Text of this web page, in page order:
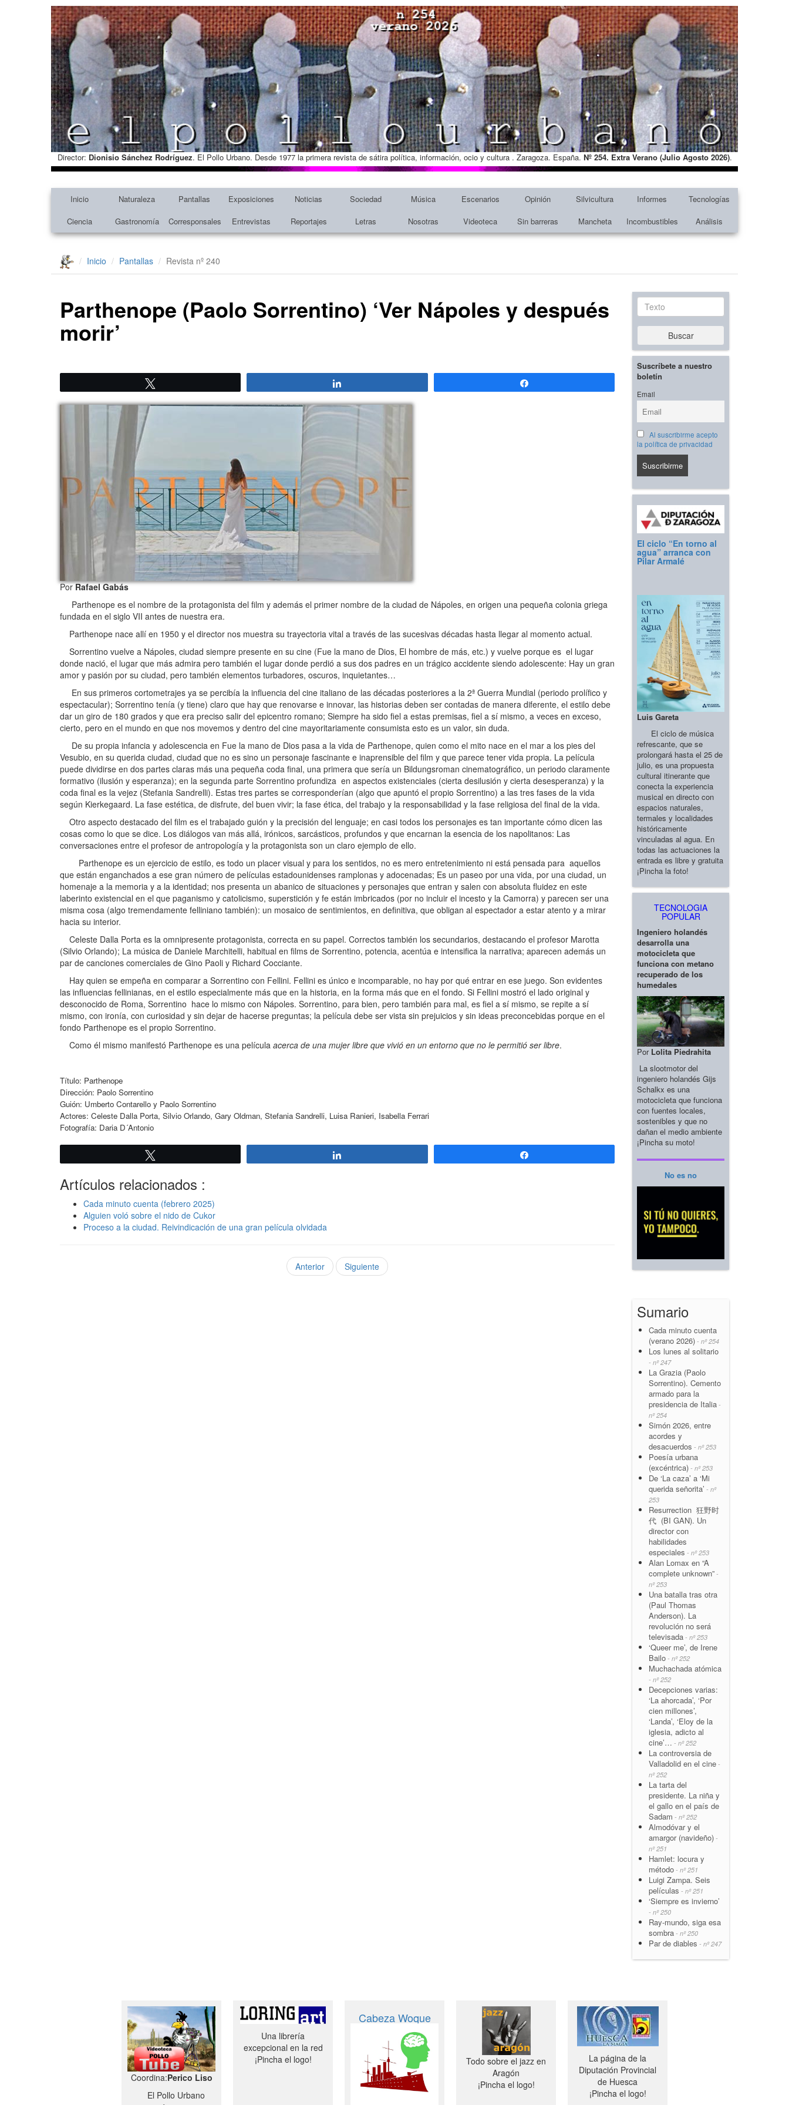
Director: Dionisio Sánchez Rodríguez. El Pollo Urbano. Desde 1977 la primera revista de sátira política, información, ocio y cultura . Zaragoza. España. Nº 254. Extra Verano (Julio Agosto 2026).
Inicio Naturaleza Pantallas Exposiciones Noticias Sociedad Música Escenarios Opinión Silvicultura Informes
Tecnologías
Ciencia
Gastronomía Corresponsales Entrevistas Reportajes Letras Nosotras Videoteca Sin barreras Mancheta Incombustibles Análisis
Inicio Pantallas Revista nº 240
Parthenope (Paolo Sorrentino) ‘Ver Nápoles y después
morir’
PorRafael Gabás
Parthenope es el nombre de la protagonista del film y además el primer nombre de la ciudad de Nápoles, en origen una pequeña colonia griega
fundada en el siglo VII antes de nuestra era.
Parthenope nace allí en 1950 y el director nos muestra su trayectoria vital a través de las sucesivas décadas hasta llegar al momento actual.
Sorrentino vuelve a Nápoles, ciudad siempre presente en su cine (Fue la mano de Dios, El hombre de más, etc.) y vuelve porque es el lugar
donde nació, el lugar que más admira pero también el lugar donde perdió a sus dos padres en un trágico accidente siendo adolescente: Hay un gran
amor y pasión por su ciudad, pero también elementos turbadores, oscuros, inquietantes…
En sus primeros cortometrajes ya se percibía la influencia del cine italiano de las décadas posteriores a la 2ª Guerra Mundial (periodo prolífico y
espectacular); Sorrentino tenía (y tiene) claro que hay que renovarse e innovar, las historias deben ser contadas de manera diferente, el estilo debe
dar un giro de 180 grados y que era preciso salir del epicentro romano; Siempre ha sido fiel a estas premisas, fiel a sí mismo, a veces en exceso,
cierto, pero en el mundo en que nos movemos y dentro del cine mayoritariamente consumista esto es un valor, sin duda.
De su propia infancia y adolescencia en Fue la mano de Dios pasa a la vida de Parthenope, quien como el mito nace en el mar a los pies del
Vesubio, en su querida ciudad, ciudad que no es sino un personaje fascinante e inaprensible del film y que parece tener vida propia. La película
puede dividirse en dos partes claras más una pequeña coda final, una primera que sería un Bildungsroman cinematográfico, un periodo claramente
formativo (ilusión y esperanza); en la segunda parte Sorrentino profundiza en aspectos existenciales (cierta desilusión y cierta desesperanza) y la
coda final es la vejez (Stefania Sandrelli). Estas tres partes se corresponderían (algo que apuntó el propio Sorrentino) a las tres fases de la vida
según Kierkegaard. La fase estética, de disfrute, del buen vivir; la fase ética, del trabajo y la responsabilidad y la fase religiosa del final de la vida.
Otro aspecto destacado del film es el trabajado guión y la precisión del lenguaje; en casi todos los personajes es tan importante cómo dicen las
cosas como lo que se dice. Los diálogos van más allá, irónicos, sarcásticos, profundos y que encarnan la esencia de los napolitanos: Las
conversaciones entre el profesor de antropología y la protagonista son un claro ejemplo de ello.
Parthenope es un ejercicio de estilo, es todo un placer visual y para los sentidos, no es mero entretenimiento ni está pensada para aquellos
que están enganchados a ese gran número de películas estadounidenses ramplonas y adocenadas; Es un paseo por una vida, por una ciudad, un
homenaje a la memoria y a la identidad; nos presenta un abanico de situaciones y personajes que entran y salen con absoluta fluidez en este
laberinto existencial en el que paganismo y catolicismo, superstición y fe están imbricados (por no incluir el incesto y la Camorra) y parecen ser una
misma cosa (algo tremendamente felliniano también): un mosaico de sentimientos, en definitiva, que obligan al espectador a estar atento y a mirar
hacia su interior.
Celeste Dalla Porta es la omnipresente protagonista, correcta en su papel. Correctos también los secundarios, destacando el profesor Marotta
(Silvio Orlando); La música de Daniele Marchitelli, habitual en films de Sorrentino, potencia, acentúa e intensifica la narrativa; aparecen además un
par de canciones comerciales de Gino Paoli y Richard Cocciante.
Hay quien se empeña en comparar a Sorrentino con Fellini. Fellini es único e incomparable, no hay por qué entrar en ese juego. Son evidentes
las influencias fellinianas, en el estilo especialmente más que en la historia, en la forma más que en el fondo. Si Fellini mostró el lado original y
desconocido de Roma, Sorrentino hace lo mismo con Nápoles. Sorrentino, para bien, pero también para mal, es fiel a sí mismo, se repite a sí
mismo, con ironía, con curiosidad y sin dejar de hacerse preguntas; la película debe ser vista sin prejuicios y sin ideas preconcebidas porque en el
fondo Parthenope es el propio Sorrentino.
Como él mismo manifestó Parthenope es una película acerca de una mujer libre que vivió en un entorno que no le permitió ser libre.
Título: Parthenope
Dirección: Paolo Sorrentino
Guión: Umberto Contarello y Paolo Sorrentino
Actores: Celeste Dalla Porta, Silvio Orlando, Gary Oldman, Stefania Sandrelli, Luisa Ranieri, Isabella Ferrari
Fotografía: Daria D´Antonio
Artículos relacionados :
Cada minuto cuenta (febrero 2025)
Alguien voló sobre el nido de Cukor
Proceso a la ciudad. Reivindicación de una gran película olvidada
Anterior Siguiente
Texto
Buscar
Suscríbete a nuestro
boletín
Email
Al suscribirme acepto
la política de privacidad
El ciclo “En torno al
agua” arranca con
Pilar Armalé
Luis Gareta
El ciclo de música
refrescante, que se
prolongará hasta el 25 de
julio, es una propuesta
cultural itinerante que
conecta la experiencia
musical en directo con
espacios naturales,
termales y localidades
históricamente
vinculadas al agua. En
todas las actuaciones la
entrada es libre y gratuita
¡Pincha la foto!
TECNOLOGIA
POPULAR
Ingeniero holandés
desarrolla una
motocicleta que
funciona con metano
recuperado de los
humedales
Por Lolita Piedrahita
La slootmotor del
ingeniero holandés Gijs
Schalkx es una
motocicleta que funciona
con fuentes locales,
sostenibles y que no
dañan el medio ambiente
¡Pincha su moto!
No es no
Sumario
Cada minuto cuenta
(verano 2026) - nº 254
Los lunes al solitario
- nº 247
La Grazia (Paolo
Sorrentino). Cemento
armado para la
presidencia de Italia -
nº 254
Simón 2026, entre
acordes y
desacuerdos - nº 253
Poesía urbana
(excéntrica) - nº 253
De ‘La caza’ a ‘Mi
querida señorita’ - nº
253
Resurrection 狂野时
代 (BI GAN). Un
director con
habilidades
especiales - nº 253
Alan Lomax en “A
complete unknown” -
nº 253
Una batalla tras otra
(Paul Thomas
Anderson). La
revolución no será
televisada - nº 253
‘Queer me’, de Irene
Bailo - nº 252
Muchachada atómica
- nº 252
Decepciones varias:
‘La ahorcada’, ‘Por
cien millones’,
‘Landa’, ‘Eloy de la
iglesia, adicto al
cine’… - nº 252
La controversia de
Valladolid en el cine -
nº 252
La tarta del
presidente. La niña y
el gallo en el país de
Sadam - nº 252
Almodóvar y el
amargor (navideño) -
nº 251
Hamlet: locura y
método - nº 251
Luigi Zampa. Seis
películas - nº 251
‘Siempre es invierno’
- nº 250
Ray-mundo, siga esa
sombra - nº 250
Par de diables - nº 247
Coordina:Perico Liso
El Pollo Urbano
Una librería
excepcional en la red
¡Pincha el logo!
Cabeza Woque
Todo sobre el jazz en
Aragón
¡Pincha el logo!
La página de la
Diputación Provincial
de Huesca
¡Pincha el logo!